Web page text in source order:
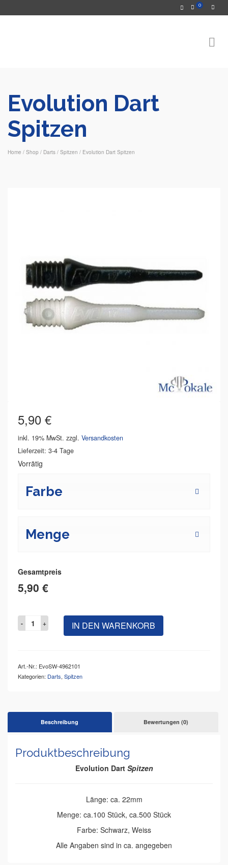
0
Evolution Dart
Spitzen
Home / Shop / Darts / Spitzen / Evolution Dart Spitzen
5,90 €
inkl. 19% MwSt. zzgl. Versandkosten
Lieferzeit: 3-4 Tage
Vorrätig
Farbe
Menge
Gesamtpreis
5,90 €
IN DEN WARENKORB
Art.-Nr.: EvoSW-4962101
Kategorien: Darts, Spitzen
Beschreibung Bewertungen (0)
Produktbeschreibung
Evolution Dart Spitzen
Länge: ca. 22mm
Menge: ca.100 Stück, ca.500 Stück
Farbe: Schwarz, Weiss
Alle Angaben sind in ca. angegeben